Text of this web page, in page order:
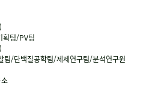
팀/PV팀
/단백질공학팀/제제연구팀/분석연구원